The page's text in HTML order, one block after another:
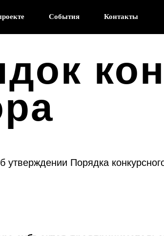
События Контакты
утверждении Порядка